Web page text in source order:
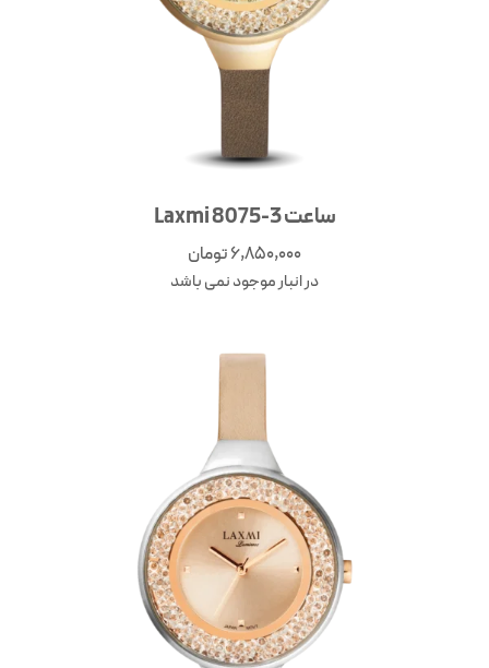
ساعت Laxmi 8075-3
6,850,000تومان
در انبار موجود نمی باشد